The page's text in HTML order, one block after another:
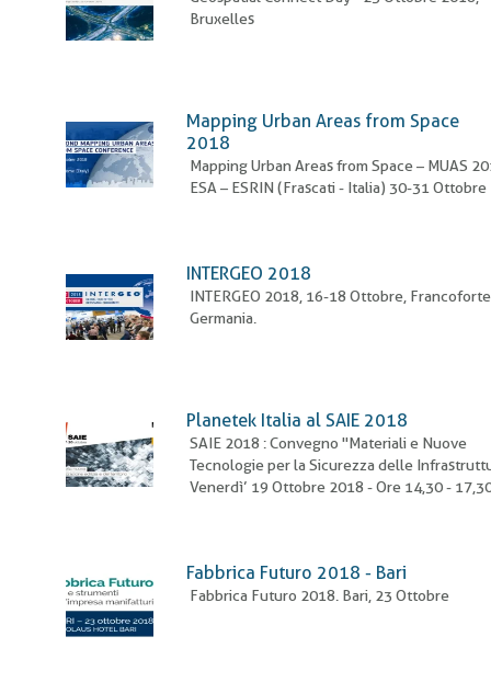
Bruxelles
Mapping Urban Areas from Space
2018
Mapping Urban Areas from Space – MUAS
ESA – ESRIN (Frascati - Italia) 30-31
INTERGEO 2018
INTERGEO 2018, 16-18 Ottobre,
Germania.
Planetek Italia al SAIE 2018
SAIE 2018 : Convegno "Materiali e Nuove
Tecnologie per la Sicurezza delle
Venerdì’ 19 Ottobre 2018 - Ore 14,30 -
Fabbrica Futuro 2018 - Bari
Fabbrica Futuro 2018. Bari, 23 Ottobre